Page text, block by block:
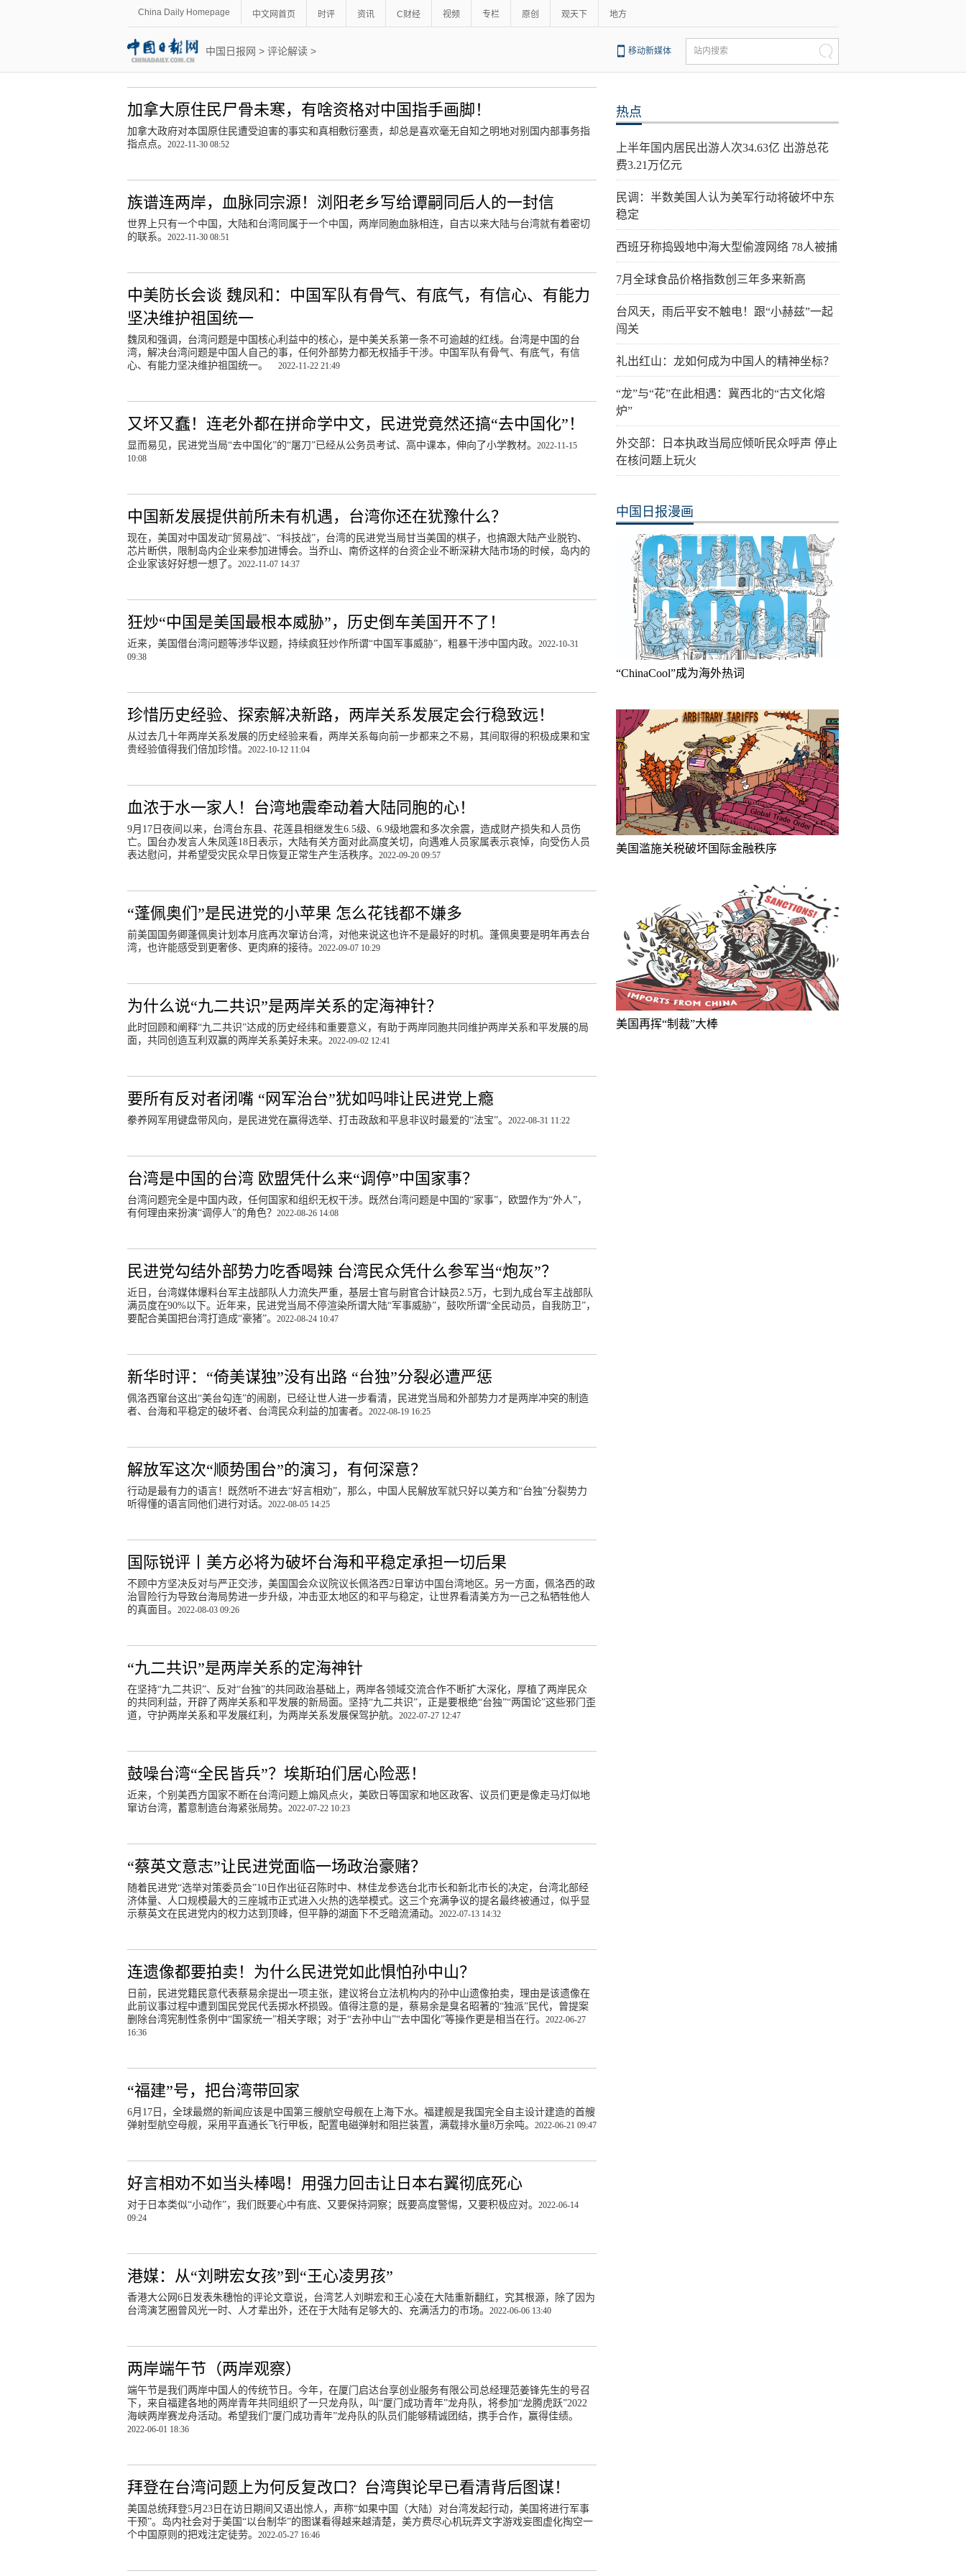
China Daily Homepage 中文网首页 时评 资讯 C财经 视频 专栏 原创 观天下 地方
中国日报网 > 评论解读> 移动新媒体 站内搜索
加拿大原住民尸骨未寒，有啥资格对中国指手画脚！
加拿大政府对本国原住民遭受迫害的事实和真相敷衍塞责，却总是喜欢毫无自知之明地对别国内部事务指
指点点。 2022-11-30 08:52
族谱连两岸，血脉同宗源！浏阳老乡写给谭嗣同后人的一封信
世界上只有一个中国，大陆和台湾同属于一个中国，两岸同胞血脉相连，自古以来大陆与台湾就有着密切
的联系。 2022-11-30 08:51
中美防长会谈 魏凤和：中国军队有骨气、有底气，有信心、有能力
坚决维护祖国统一
魏凤和强调，台湾问题是中国核心利益中的核心，是中美关系第一条不可逾越的红线。台湾是中国的台
湾，解决台湾问题是中国人自己的事，任何外部势力都无权插手干涉。中国军队有骨气、有底气，有信
心、有能力坚决维护祖国统一。 2022-11-22 21:49
又坏又蠢！连老外都在拼命学中文，民进党竟然还搞“去中国化”！
显而易见，民进党当局“去中国化”的“屠刀”已经从公务员考试、高中课本，伸向了小学教材。 2022-11-15
10:08
中国新发展提供前所未有机遇，台湾你还在犹豫什么？
现在，美国对中国发动“贸易战”、“科技战”，台湾的民进党当局甘当美国的棋子，也搞跟大陆产业脱钓、
芯片断供，限制岛内企业来参加进博会。当乔山、南侨这样的台资企业不断深耕大陆市场的时候，岛内的
企业家该好好想一想了。 2022-11-07 14:37
狂炒“中国是美国最根本威胁”，历史倒车美国开不了！
近来，美国借台湾问题等涉华议题，持续疯狂炒作所谓“中国军事威胁”，粗暴干涉中国内政。 2022-10-31
09:38
珍惜历史经验、探索解决新路，两岸关系发展定会行稳致远！
从过去几十年两岸关系发展的历史经验来看，两岸关系每向前一步都来之不易，其间取得的积极成果和宝
贵经验值得我们倍加珍惜。 2022-10-12 11:04
血浓于水一家人！台湾地震牵动着大陆同胞的心！
9月17日夜间以来，台湾台东县、花莲县相继发生6.5级、6.9级地震和多次余震，造成财产损失和人员伤
亡。国台办发言人朱凤莲18日表示，大陆有关方面对此高度关切，向遇难人员家属表示哀悼，向受伤人员
表达慰问，并希望受灾民众早日恢复正常生产生活秩序。 2022-09-20 09:57
“蓬佩奥们”是民进党的小苹果 怎么花钱都不嫌多
前美国国务卿蓬佩奥计划本月底再次窜访台湾，对他来说这也许不是最好的时机。蓬佩奥要是明年再去台
湾，也许能感受到更奢侈、更肉麻的接待。 2022-09-07 10:29
为什么说“九二共识”是两岸关系的定海神针？
此时回顾和阐释“九二共识”达成的历史经纬和重要意义，有助于两岸同胞共同维护两岸关系和平发展的局
面，共同创造互利双赢的两岸关系美好未来。 2022-09-02 12:41
要所有反对者闭嘴 “网军治台”犹如吗啡让民进党上瘾
豢养网军用键盘带风向，是民进党在赢得选举、打击政敌和平息非议时最爱的“法宝”。 2022-08-31 11:22
台湾是中国的台湾 欧盟凭什么来“调停”中国家事？
台湾问题完全是中国内政，任何国家和组织无权干涉。既然台湾问题是中国的“家事”，欧盟作为“外人”，
有何理由来扮演“调停人”的角色？ 2022-08-26 14:08
民进党勾结外部势力吃香喝辣 台湾民众凭什么参军当“炮灰”？
近日，台湾媒体爆料台军主战部队人力流失严重，基层士官与尉官合计缺员2.5万，七到九成台军主战部队
满员度在90%以下。近年来，民进党当局不停渲染所谓大陆“军事威胁”，鼓吹所谓“全民动员，自我防卫”，
要配合美国把台湾打造成“豪猪”。 2022-08-24 10:47
新华时评：“倚美谋独”没有出路 “台独”分裂必遭严惩
佩洛西窜台这出“美台勾连”的闹剧，已经让世人进一步看清，民进党当局和外部势力才是两岸冲突的制造
者、台海和平稳定的破坏者、台湾民众利益的加害者。 2022-08-19 16:25
解放军这次“顺势围台”的演习，有何深意？
行动是最有力的语言！既然听不进去“好言相劝”，那么，中国人民解放军就只好以美方和“台独”分裂势力
听得懂的语言同他们进行对话。 2022-08-05 14:25
国际锐评丨美方必将为破坏台海和平稳定承担一切后果
不顾中方坚决反对与严正交涉，美国国会众议院议长佩洛西2日窜访中国台湾地区。另一方面，佩洛西的政
治冒险行为导致台海局势进一步升级，冲击亚太地区的和平与稳定，让世界看清美方为一己之私牺牲他人
的真面目。 2022-08-03 09:26
“九二共识”是两岸关系的定海神针
在坚持“九二共识”、反对“台独”的共同政治基础上，两岸各领域交流合作不断扩大深化，厚植了两岸民众
的共同利益，开辟了两岸关系和平发展的新局面。坚持“九二共识”，正是要根绝“台独”“两国论”这些邪门歪
道，守护两岸关系和平发展红利，为两岸关系发展保驾护航。 2022-07-27 12:47
鼓噪台湾“全民皆兵”？埃斯珀们居心险恶！
近来，个别美西方国家不断在台湾问题上煽风点火，美欧日等国家和地区政客、议员们更是像走马灯似地
窜访台湾，蓄意制造台海紧张局势。 2022-07-22 10:23
“蔡英文意志”让民进党面临一场政治豪赌？
随着民进党“选举对策委员会”10日作出征召陈时中、林佳龙参选台北市长和新北市长的决定，台湾北部经
济体量、人口规模最大的三座城市正式进入火热的选举模式。这三个充满争议的提名最终被通过，似乎显
示蔡英文在民进党内的权力达到顶峰，但平静的湖面下不乏暗流涌动。 2022-07-13 14:32
连遗像都要拍卖！为什么民进党如此惧怕孙中山？
日前，民进党籍民意代表蔡易余提出一项主张，建议将台立法机构内的孙中山遗像拍卖，理由是该遗像在
此前议事过程中遭到国民党民代丢掷水杯损毁。值得注意的是，蔡易余是臭名昭著的“独派”民代，曾提案
删除台湾宪制性条例中“国家统一”相关字眼；对于“去孙中山”“去中国化”等操作更是相当在行。 2022-06-27
16:36
“福建”号，把台湾带回家
6月17日，全球最燃的新闻应该是中国第三艘航空母舰在上海下水。福建舰是我国完全自主设计建造的首艘
弹射型航空母舰，采用平直通长飞行甲板，配置电磁弹射和阻拦装置，满载排水量8万余吨。 2022-06-21 09:47
好言相劝不如当头棒喝！用强力回击让日本右翼彻底死心
对于日本类似“小动作”，我们既要心中有底、又要保持洞察；既要高度警惕，又要积极应对。 2022-06-14
09:24
港媒：从“刘畊宏女孩”到“王心凌男孩”
香港大公网6日发表朱穗怡的评论文章说，台湾艺人刘畊宏和王心凌在大陆重新翻红，究其根源，除了因为
台湾演艺圈曾风光一时、人才辈出外，还在于大陆有足够大的、充满活力的市场。 2022-06-06 13:40
两岸端午节（两岸观察）
端午节是我们两岸中国人的传统节日。今年，在厦门启达台享创业服务有限公司总经理范姜锋先生的号召
下，来自福建各地的两岸青年共同组织了一只龙舟队，叫“厦门成功青年”龙舟队，将参加“龙腾虎跃”2022
海峡两岸赛龙舟活动。希望我们“厦门成功青年”龙舟队的队员们能够精诚团结，携手合作，赢得佳绩。
2022-06-01 18:36
拜登在台湾问题上为何反复改口？台湾舆论早已看清背后图谋！
美国总统拜登5月23日在访日期间又语出惊人，声称“如果中国（大陆）对台湾发起行动，美国将进行军事
干预”。岛内社会对于美国“以台制华”的图谋看得越来越清楚，美方费尽心机玩弄文字游戏妄图虚化掏空一
个中国原则的把戏注定徒劳。 2022-05-27 16:46
热点
上半年国内居民出游人次34.63亿 出游总花
费3.21万亿元
民调：半数美国人认为美军行动将破坏中东
稳定
西班牙称捣毁地中海大型偷渡网络 78人被捕
7月全球食品价格指数创三年多来新高
台风天，雨后平安不触电！跟“小赫兹”一起
闯关
礼出红山：龙如何成为中国人的精神坐标？
“龙”与“花”在此相遇：冀西北的“古文化熔
炉”
外交部：日本执政当局应倾听民众呼声 停止
在核问题上玩火
中国日报漫画
“ChinaCool”成为海外热词
美国滥施关税破坏国际金融秩序
美国再挥“制裁”大棒